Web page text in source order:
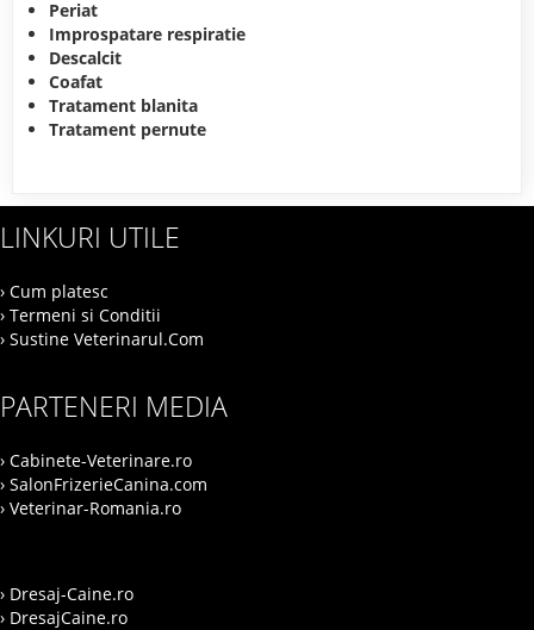
Periat
Improspatare respiratie
Descalcit
Coafat
Tratament blanita
Tratament pernute
LINKURI UTILE
› Cum platesc
› Termeni si Conditii
› Sustine Veterinarul.Com
PARTENERI MEDIA
› Cabinete-Veterinare.ro
› SalonFrizerieCanina.com
› Veterinar-Romania.ro
› Dresaj-Caine.ro
› DresajCaine.ro